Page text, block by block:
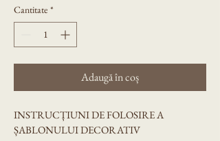
Cantitate *
Adaugă în coș
INSTRUCȚIUNI DE FOLOSIRE A
ȘABLONULUI DECORATIV